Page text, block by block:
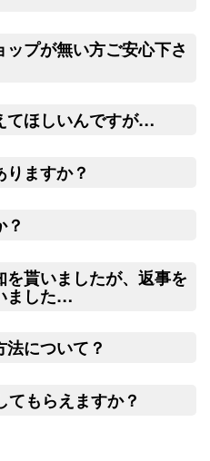
22,500円
2026/03/07
未使用
31迄）
13,000円
朱総塗
42,000円
2026/02/21
入れる無料梱包キッ
ご心配な送る送
だけます。お買取り
ん。
プが無い方ご安心下さ
リール
ダンボール、ケース
てほしいんですが…
ますか？
ーム
貰いましたが、返事を
ました…
い場合には、弊社に
させていただきま
について？
てもらえますか？